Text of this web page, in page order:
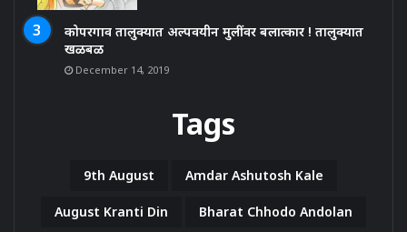
कोपरगाव तालुक्यात अल्पवयीन मुलींवर बलात्कार ! तालुक्यात
खळबळ
December 14, 2019
Tags
9th August Amdar Ashutosh Kale
August Kranti Din Bharat Chhodo Andolan